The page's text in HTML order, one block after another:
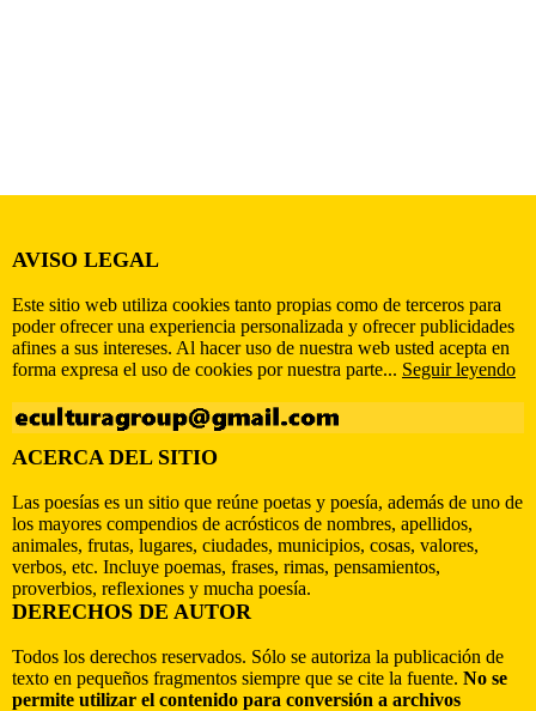
AVISO LEGAL
Este sitio web utiliza cookies tanto propias como de terceros para
poder ofrecer una experiencia personalizada y ofrecer publicidades
afines a sus intereses. Al hacer uso de nuestra web usted acepta en
forma expresa el uso de cookies por nuestra parte... Seguir leyendo
ACERCA DEL SITIO
Las poesías es un sitio que reúne poetas y poesía, además de uno de
los mayores compendios de acrósticos de nombres, apellidos,
animales, frutas, lugares, ciudades, municipios, cosas, valores,
verbos, etc. Incluye poemas, frases, rimas, pensamientos,
proverbios, reflexiones y mucha poesía.
DERECHOS DE AUTOR
Todos los derechos reservados. Sólo se autoriza la publicación de
texto en pequeños fragmentos siempre que se cite la fuente. No se
permite utilizar el contenido para conversión a archivos